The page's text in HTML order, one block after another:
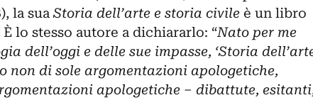
la suaStoria dell’arte e storia civile è un libro
lo stesso autore a dichiararlo: “Nato per me
dell’oggi e delle sue impasse, ‘Storia
non di sole argomentazioni apologetiche,
apologetiche – dibattute,